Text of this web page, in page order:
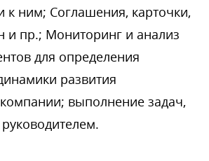
к ним; Соглашения, карточки,
и пр.; Мониторинг и анализ
для определения
развития
выполнение задач,